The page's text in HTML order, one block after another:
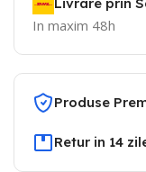
In maxim 48h
Produse
Retur in 14